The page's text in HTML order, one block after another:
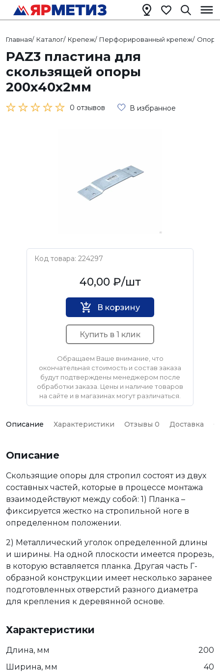
Главная/ Каталог/ Крепеж/ Перфорированный крепеж/
PAZ3 пластина для
скользящей опоры
200х40х2мм
0 отзывов В избранное
Код товара: 224297
Нет бренда40,00 ₽/шт
В корзину
Купить в 1 клик
Обращаем Ваше внимание, что
окончательная стоимость и состав заказа
будут подтверждены менеджером после
обработки заказа. Цены и наличие товаров
на сайте и в магазинах могут различаться.
Описание Характеристики Отзывы 0 Доставка
Описание
Скользящие опоры для стропил состоят из двух
составных частей, которые в процессе монтажа
взаимодействуют между собой: 1) Планка –
фиксируется жестко на стропильной ноге в
определенном положении.
2) Металлический уголок определенной длины
и ширины. На одной плоскости имеется прорезь,
в которую вставляется планка. Другая часть Г-
образной конструкции имеет несколько заранее
подготовленных отверстий разного диаметра
для крепления к деревянной основе.
Характеристики
Длина, мм
200
Ширина, мм
40